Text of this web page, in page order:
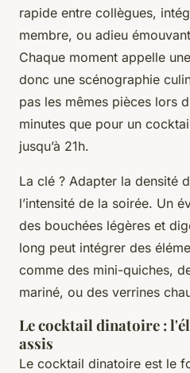
rapide entre collègues,
membre, ou adieu
Chaque moment appelle
donc une scénographie
pas les mêmes pièces lors
minutes que pour un
jusqu’à 21h.
La clé ? Adapter la densité
l’intensité de la soirée. Un
des bouchées légères et
long peut intégrer des
comme des mini-quiches,
mariné, ou des verrines
Le cocktail dinatoire :
assis
Le cocktail dinatoire est le